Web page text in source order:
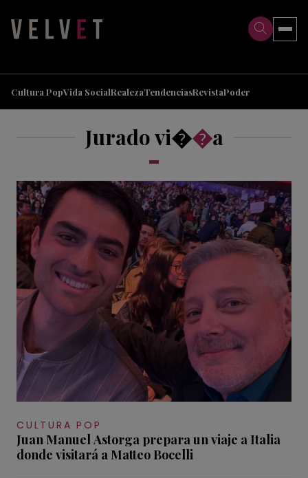
Cultura PopVida SocialRealezaTendenciasRevistaPoder
Jurado vi��a
CULTURA POP
Juan Manuel Astorga prepara un viaje a Italia
donde visitará a Matteo Bocelli